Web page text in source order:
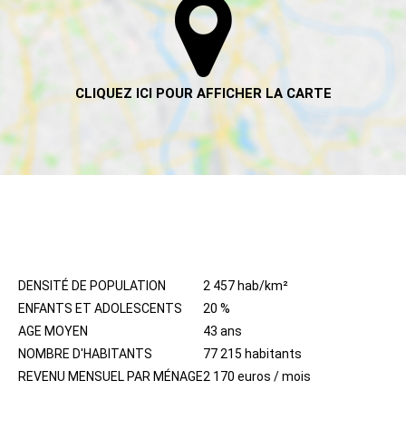
DENSITÉ DE POPULATION
2 457 hab/km²
ENFANTS ET ADOLESCENTS
20 %
AGE MOYEN
43 ans
NOMBRE D'HABITANTS
77 215 habitants
REVENU MENSUEL PAR MÉNAGE2 170 euros / mois